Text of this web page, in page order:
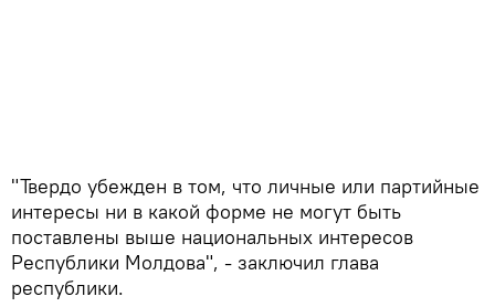
"Твердо убежден в том, что личные или партийные
интересы ни в какой форме не могут быть
поставлены выше национальных интересов
Республики Молдова", - заключил глава
республики.